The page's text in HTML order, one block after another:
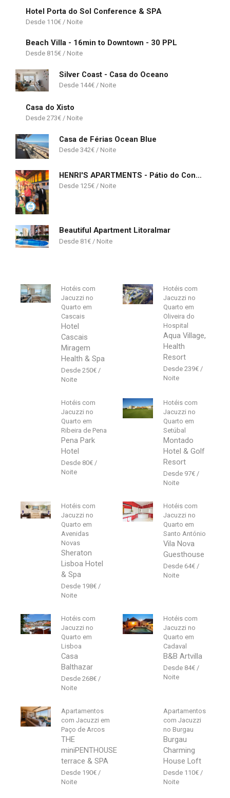
Hotel Porta do Sol Conference & SPA
110€
Beach Villa - 16min to Downtown - 30 PPL
815€
Silver Coast - Casa do Oceano
144€
Casa do Xisto
273€
Casa de Férias Ocean Blue
342€
HENRI'S APARTMENTS - Pátio do Convento
125€
Beautiful Apartment Litoralmar
81€
Hotéis com
Jacuzzi no
Quarto em
Cascais
Hotel
Cascais
Miragem
Health & Spa
250€
Hotéis com
Jacuzzi no
Quarto em
Oliveira do
Hospital
Aqua Village,
Health
Resort
239€
Hotéis com
Jacuzzi no
Quarto em
Ribeira de Pena
Pena Park
Hotel
80€
Hotéis com
Jacuzzi no
Quarto em
Setúbal
Montado
Hotel & Golf
Resort
97€
Hotéis com
Jacuzzi no
Quarto em
Avenidas
Novas
Sheraton
Lisboa Hotel
& Spa
198€
Hotéis com
Jacuzzi no
Quarto em
Santo António
Vila Nova
Guesthouse
64€
Hotéis com
Jacuzzi no
Quarto em
Lisboa
Casa
Balthazar
268€
Hotéis com
Jacuzzi no
Quarto em
Cadaval
B&B Artvilla
84€
Apartamentos
com Jacuzzi em
Paço de Arcos
THE
miniPENTHOUSE
terrace & SPA
190€
Apartamentos
com Jacuzzi
no Burgau
Burgau
Charming
House Loft
110€